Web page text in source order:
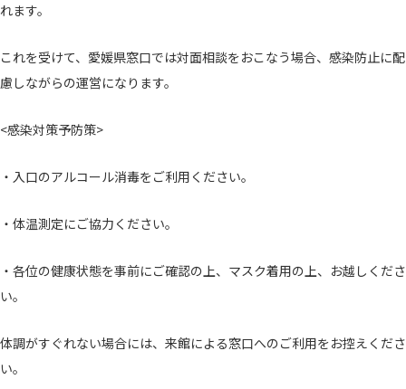
れます。
これを受けて、愛媛県窓口では対面相談をおこなう場合、感染防止に配
慮しながらの運営になります。
<感染対策予防策>
・入口のアルコール消毒をご利用ください。
・体温測定にご協力ください。
・各位の健康状態を事前にご確認の上、マスク着用の上、お越しくださ
い。
体調がすぐれない場合には、来館による窓口へのご利用をお控えくださ
い。